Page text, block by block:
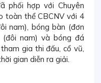
phối hợp với Chuyên
toàn thể CBCNV với 4
nam), bóng bàn (đơn
nam) và bóng đá
gia thi đấu, cổ vũ,
gian diễn ra giải.